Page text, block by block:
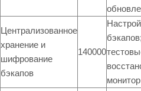
Централизованное
хранение и
шифрование
бэкапов
140000